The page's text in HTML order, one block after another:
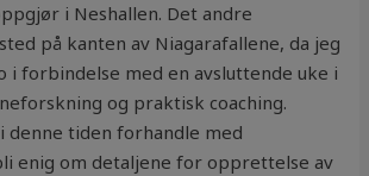
i Neshallen. Det andre
på kanten av Niagarafallene, da jeg
i forbindelse med en avsluttende uke i
og praktisk coaching.
denne tiden forhandle med
enig om detaljene for opprettelse av